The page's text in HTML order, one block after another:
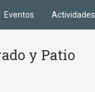
Eventos Actividades
y Patio